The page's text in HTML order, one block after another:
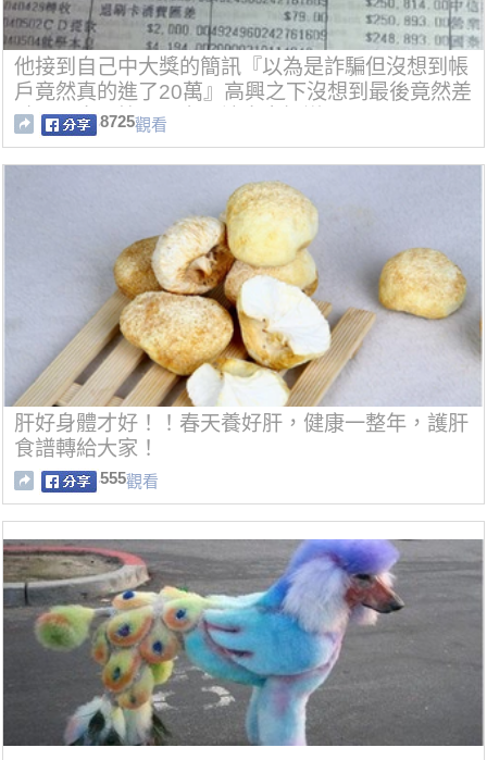
他接到自己中大獎的簡訊『以為是詐騙但沒想到帳
戶竟然真的進了20萬』高興之下沒想到最後竟然差
點……太恐怖了一定要讓大家知道！
8725觀看
肝好身體才好！！春天養好肝，健康一整年，護肝
食譜轉給大家！
555觀看